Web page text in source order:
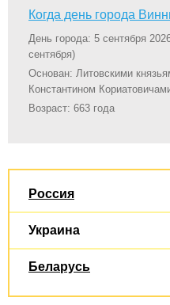
Когда день города
День города: 5 сентября
сентября)
Основан: Литовскими
Константином
Возраст: 663 года
Россия
Украина
Беларусь